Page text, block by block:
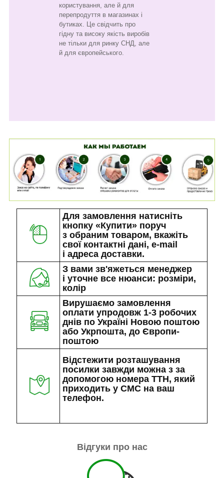
користування, але й для
перепродуття в магазинах і
бутиках. Це свідчить про
гідну та високу якість виробів
не тільки для ринку СНД, але
й для європейського.
Для замовлення натисніть
кнопку «Купити» поруч
з обраним товаром, вкажіть
свої контактні дані, e-mail
і адреса доставки.
З вами зв'яжеться менеджер
і уточне все нюанси: розміри,
колір
Вирушаємо замовлення
оплати упродовж 1-3 робочих
днів по Україні Новою поштою
або Укрпошта, до Європи-
поштою
Відстежити розташування
посилки завжди можна з за
допомогою номера ТТН, який
приходить у СМС на ваш
телефон.
Відгуки про нас